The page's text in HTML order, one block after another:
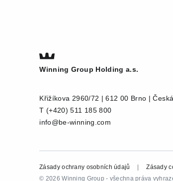
Winning Group Holding a.s.
Křižíkova 2960/72 | 612 00 Brno |
T (+420) 511 185 800
info@be-winning.com
Zásady ochrany osobních údajů
Zásady
© 2026 Winning Group - všechna práva